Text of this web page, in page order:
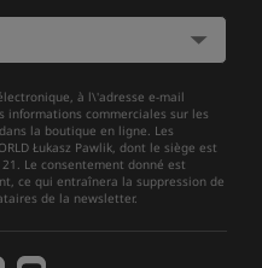
à l\'adresse e-mail
informations commerciales sur les
la boutique en ligne. Les
Łukasz Pawlik, dont le siège est
Le consentement donné est
ce qui entraînera la suppression de
de la newsletter.